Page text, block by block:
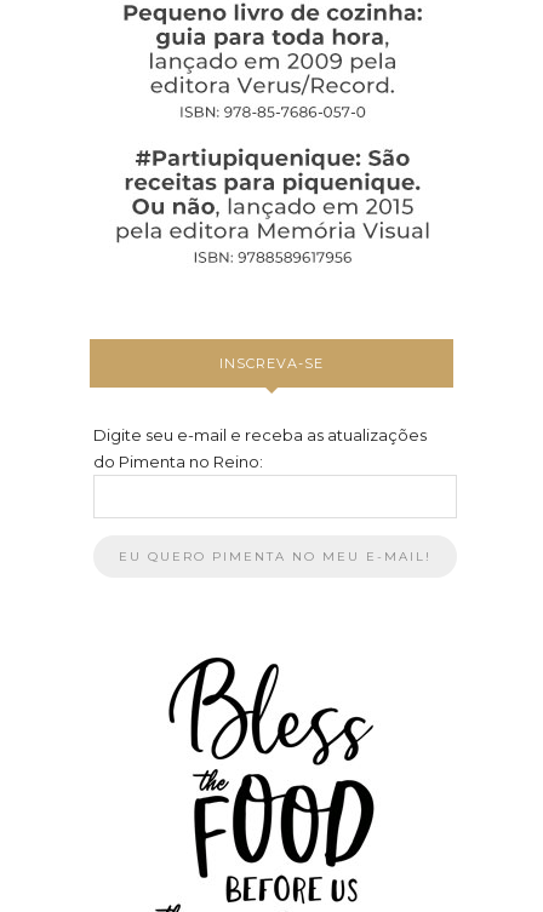
INSCREVA-SE
Digite seu e-mail e receba as atualizações
do Pimenta no Reino: